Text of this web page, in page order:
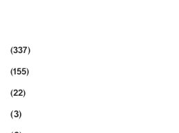
(337)
(155)
(22)
(3)